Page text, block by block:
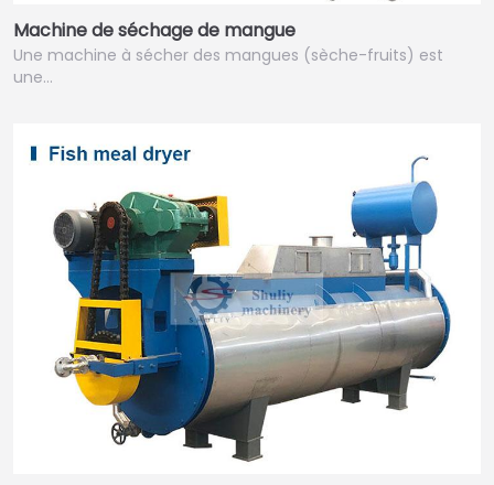
Machine de séchage de mangue
Une machine à sécher des mangues (sèche-fruits) est
une…